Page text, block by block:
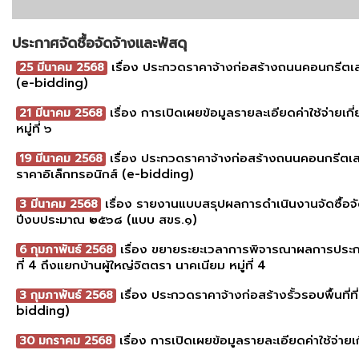
ประกาศจัดชื้อจัดจ้างเเละพัสดุ
25 มีนาคม 2568 เรื่อง ประกวดราคาจ้างก่อสร้างถนนคอนกรี
(e-bidding)
21 มีนาคม 2568 เรื่อง การเปิดเผยข้อมูลรายละเอียดค่าใช้จ่า
หมู่ที่ ๖
19 มีนาคม 2568 เรื่อง ประกวดราคาจ้างก่อสร้างถนนคอนกรี
ราคาอิเล็กทรอนิกส์ (e-bidding)
3 มีนาคม 2568 เรื่อง รายงานแบบสรุปผลการดำเนินงานจัดซื้
ปีงบประมาณ ๒๕๖๘ (แบบ สขร.๑)
6 กุมภาพันธ์ 2568 เรื่อง ขยายระยะเวลาการพิจารณาผลการ
ที่ 4 ถึงแยกบ้านผู้ใหญ่จิตตรา นาคเนียม หมู่ที่ 4
3 กุมภาพันธ์ 2568 เรื่อง ประกวดราคาจ้างก่อสร้างรั้วรอบพื้น
bidding)
30 มกราคม 2568 เรื่อง การเปิดเผยข้อมูลรายละเอียดค่าใช้จ่